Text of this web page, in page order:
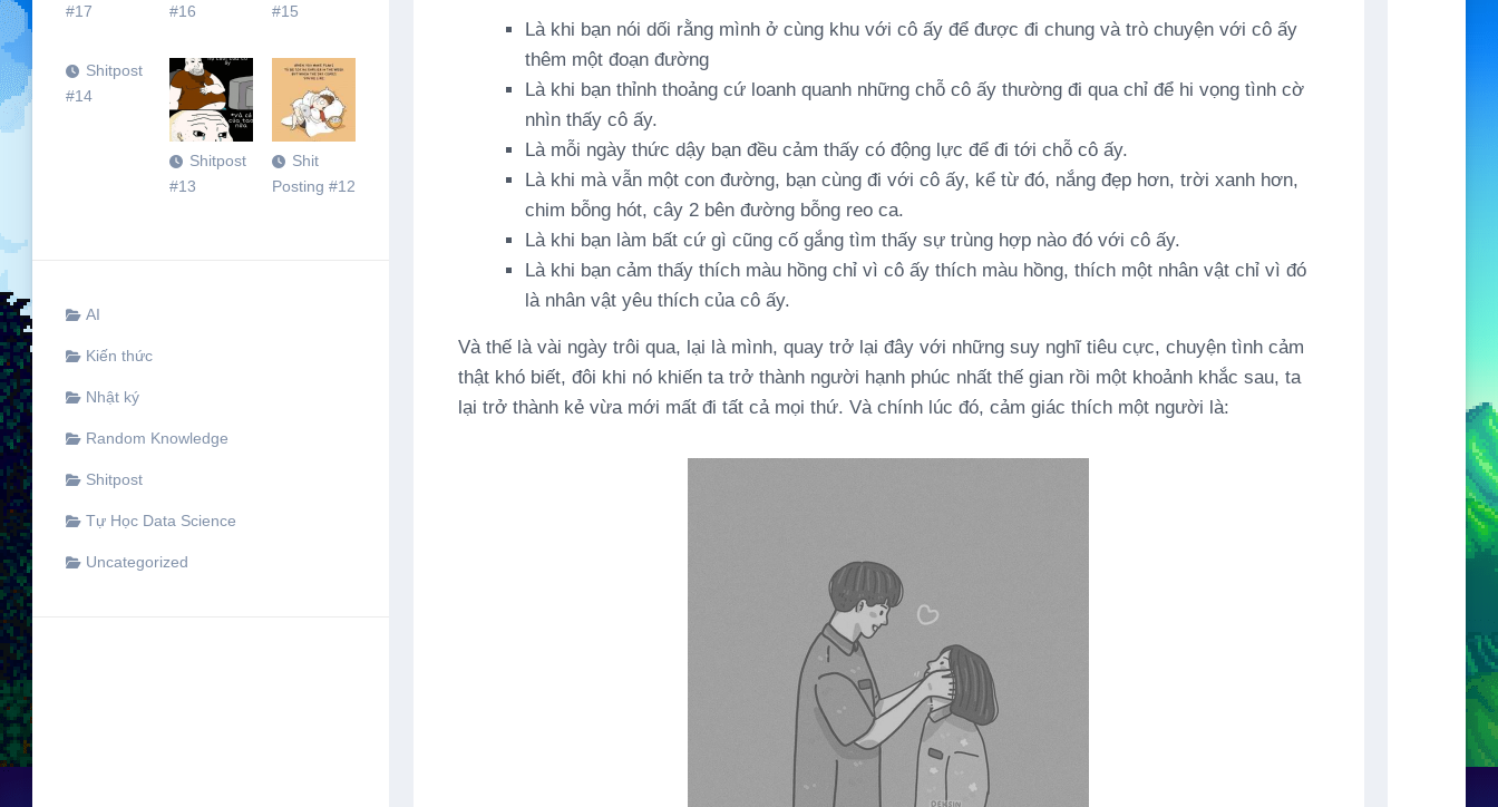
#17
#16
#15
Shitpost
#14
Shitpost
#13
Shit
Posting #12
AI
Kiến thức
Nhật ký
Random Knowledge
Shitpost
Tự Học Data Science
Uncategorized
Là khi bạn nói dối rằng mình ở cùng khu với cô ấy để được đi chung và trò chuyện với cô ấy
thêm một đoạn đường
Là khi bạn thỉnh thoảng cứ loanh quanh những chỗ cô ấy thường đi qua chỉ để hi vọng tình cờ
nhìn thấy cô ấy.
Là mỗi ngày thức dậy bạn đều cảm thấy có động lực để đi tới chỗ cô ấy.
Là khi mà vẫn một con đường, bạn cùng đi với cô ấy, kể từ đó, nắng đẹp hơn, trời xanh hơn,
chim bỗng hót, cây 2 bên đường bỗng reo ca.
Là khi bạn làm bất cứ gì cũng cố gắng tìm thấy sự trùng hợp nào đó với cô ấy.
Là khi bạn cảm thấy thích màu hồng chỉ vì cô ấy thích màu hồng, thích một nhân vật chỉ vì đó
là nhân vật yêu thích của cô ấy.
Và thế là vài ngày trôi qua, lại là mình, quay trở lại đây với những suy nghĩ tiêu cực, chuyện tình cảm
thật khó biết, đôi khi nó khiến ta trở thành người hạnh phúc nhất thế gian rồi một khoảnh khắc sau, ta
lại trở thành kẻ vừa mới mất đi tất cả mọi thứ. Và chính lúc đó, cảm giác thích một người là: